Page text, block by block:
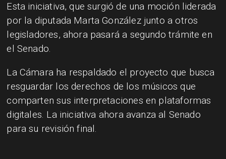
Esta iniciativa, que surgió de una moción liderada
por la diputada Marta González junto a otros
legisladores, ahora pasará a segundo trámite en
el Senado.
La Cámara ha respaldado el proyecto que busca
resguardar los derechos de los músicos que
comparten sus interpretaciones en plataformas
digitales. La iniciativa ahora avanza al Senado
para su revisión final.